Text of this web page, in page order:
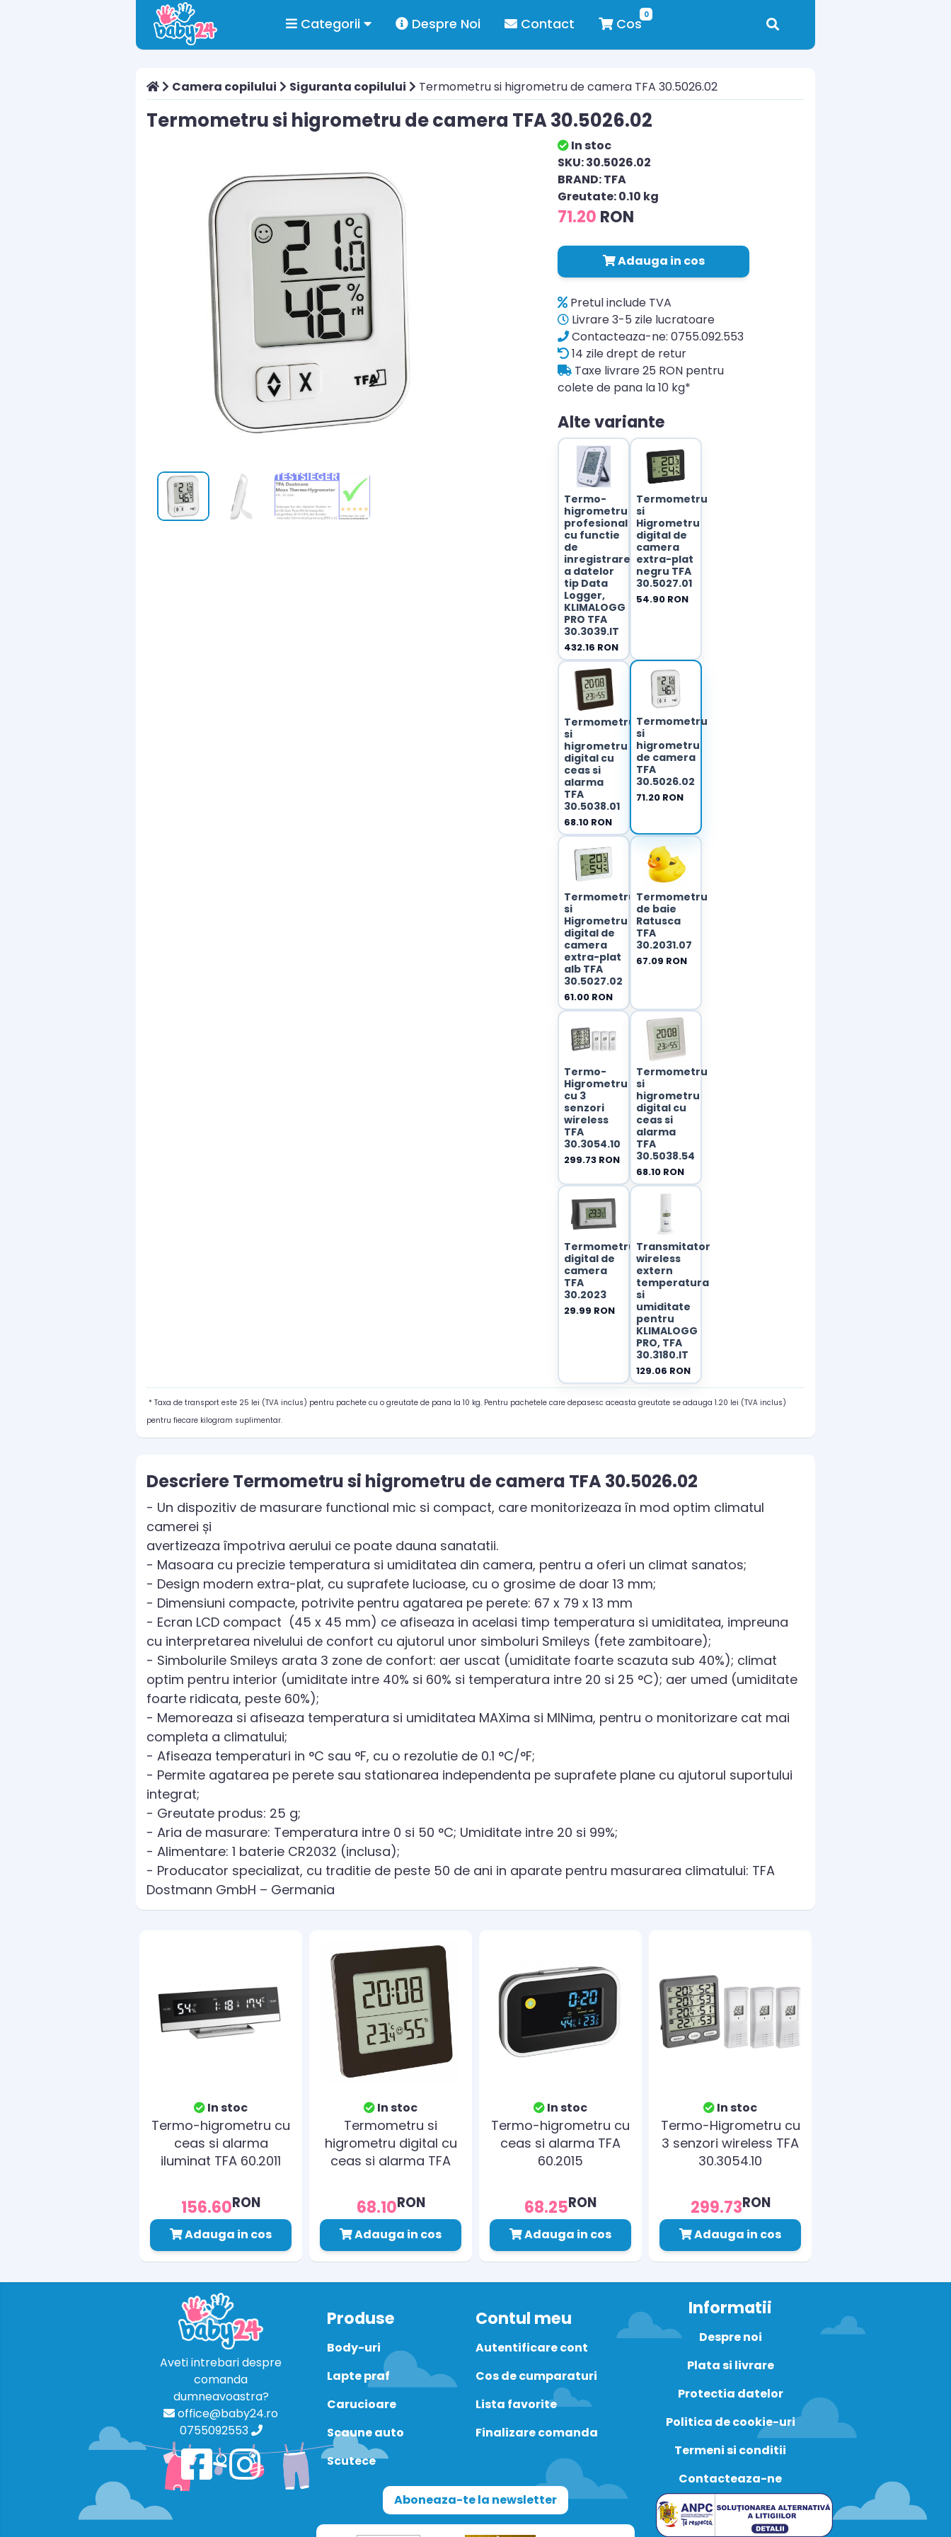
Categorii Despre Noi Contact
0
Cos
Camera copilului Siguranta copilului Termometru si higrometru de camera TFA 30.5026.02
Termometru si higrometru de camera TFA 30.5026.02
In stoc
SKU: 30.5026.02
BRAND: TFA
Greutate: 0.10 kg
71.20 RON
Adauga in cos
Pretul include TVA
Livrare 3-5 zile lucratoare
Contacteaza-ne: 0755.092.553
14 zile drept de retur
Taxe livrare 25 RON pentru
colete de pana la 10 kg*
Alte variante
Termo-
higrometru
profesional
cu functie
de
inregistrare
a datelor
tip Data
Logger,
KLIMALOGG
PRO TFA
30.3039.IT
432.16 RON
Termometru
si
Higrometru
digital de
camera
extra-plat
negru TFA
30.5027.01
54.90 RON
Termometru
si
higrometru
digital cu
ceas si
alarma
TFA
30.5038.01
68.10 RON
Termometru
si
higrometru
de camera
TFA
30.5026.02
71.20 RON
Termometru
si
Higrometru
digital de
camera
extra-plat
alb TFA
30.5027.02
61.00 RON
Termometru
de baie
Ratusca
TFA
30.2031.07
67.09 RON
Termo-
Higrometru
cu 3
senzori
wireless
TFA
30.3054.10
299.73 RON
Termometru
si
higrometru
digital cu
ceas si
alarma
TFA
30.5038.54
68.10 RON
Termometru
digital de
camera
TFA
30.2023
29.99 RON
Transmitator
wireless
extern
temperatura
si
umiditate
pentru
KLIMALOGG
PRO, TFA
30.3180.IT
129.06 RON
* Taxa de transport este 25 lei (TVA inclus) pentru pachete cu o greutate de pana la 10 kg. Pentru pachetele care depasesc aceasta greutate se adauga 1.20 lei (TVA inclus)
pentru fiecare kilogram suplimentar.
Descriere Termometru si higrometru de camera TFA 30.5026.02
- Un dispozitiv de masurare functional mic si compact, care monitorizeaza în mod optim climatul
camerei și
avertizeaza împotriva aerului ce poate dauna sanatatii.
- Masoara cu precizie temperatura si umiditatea din camera, pentru a oferi un climat sanatos;
- Design modern extra-plat, cu suprafete lucioase, cu o grosime de doar 13 mm;
- Dimensiuni compacte, potrivite pentru agatarea pe perete: 67 x 79 x 13 mm
- Ecran LCD compact (45 x 45 mm) ce afiseaza in acelasi timp temperatura si umiditatea, impreuna
cu interpretarea nivelului de confort cu ajutorul unor simboluri Smileys (fete zambitoare);
- Simbolurile Smileys arata 3 zone de confort: aer uscat (umiditate foarte scazuta sub 40%); climat
optim pentru interior (umiditate intre 40% si 60% si temperatura intre 20 si 25 °C); aer umed (umiditate
foarte ridicata, peste 60%);
- Memoreaza si afiseaza temperatura si umiditatea MAXima si MINima, pentru o monitorizare cat mai
completa a climatului;
- Afiseaza temperaturi in °C sau °F, cu o rezolutie de 0.1 °C/°F;
- Permite agatarea pe perete sau stationarea independenta pe suprafete plane cu ajutorul suportului
integrat;
- Greutate produs: 25 g;
- Aria de masurare: Temperatura intre 0 si 50 °C; Umiditate intre 20 si 99%;
- Alimentare: 1 baterie CR2032 (inclusa);
- Producator specializat, cu traditie de peste 50 de ani in aparate pentru masurarea climatului: TFA
Dostmann GmbH – Germania
In stoc
Termo-higrometru cu
ceas si alarma
iluminat TFA 60.2011
156.60RON
Adauga in cos
In stoc
Termometru si
higrometru digital cu
ceas si alarma TFA
68.10RON
Adauga in cos
In stoc
Termo-higrometru cu
ceas si alarma TFA
60.2015
68.25RON
Adauga in cos
In stoc
Termo-Higrometru cu
3 senzori wireless TFA
30.3054.10
299.73RON
Adauga in cos
Aveti intrebari despre
comanda
dumneavoastra?
office@baby24.ro
0755092553
Produse
Body-uri
Lapte praf
Carucioare
Scaune auto
Scutece
Contul meu
Autentificare cont
Cos de cumparaturi
Lista favorite
Finalizare comanda
Aboneaza-te la newsletter
Informatii
Despre noi
Plata si livrare
Protectia datelor
Politica de cookie-uri
Termeni si conditii
Contacteaza-ne